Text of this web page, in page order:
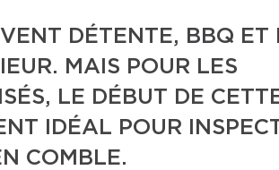
DÉTENTE, BBQ ET
MAIS POUR LES
LE DÉBUT DE
IDÉAL POUR
COMBLE.